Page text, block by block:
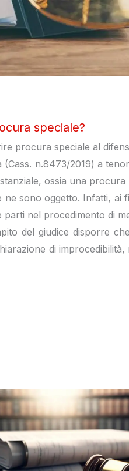
speciale?
procura speciale al
n.8473/2019) a
ossia una
sono oggetto. Infatti, ai
nel procedimento di
del giudice disporre
di improcedibilità,